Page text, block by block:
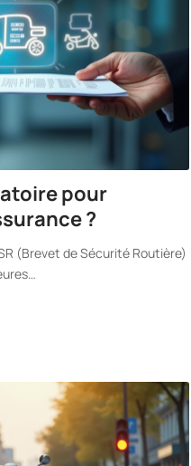
pour
?
(Brevet de Sécurité Routière)
…